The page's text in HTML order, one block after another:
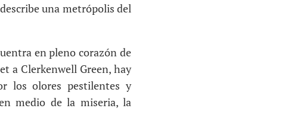
una metrópolis del
en pleno corazón de
a Clerkenwell Green, hay
los olores pestilentes y
medio de la miseria, la